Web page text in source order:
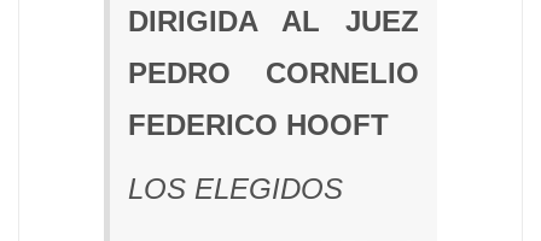
DIRIGIDA AL JUEZ
PEDRO CORNELIO
FEDERICO HOOFT
LOS ELEGIDOS